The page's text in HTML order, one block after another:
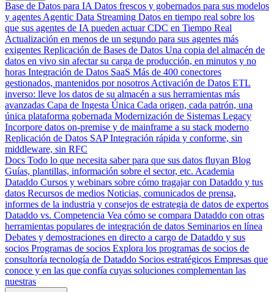
Base de Datos para IA Datos frescos y gobernados para sus modelos
y agentes Agentic Data Streaming Datos en tiempo real sobre los
que sus agentes de IA pueden actuar CDC en Tiempo Real
Actualización en menos de un segundo para sus agentes más
exigentes Replicación de Bases de Datos Una copia del almacén de
datos en vivo sin afectar su carga de producción, en minutos y no
horas Integración de Datos SaaS Más de 400 conectores
gestionados, mantenidos por nosotros Activación de Datos ETL
inverso: lleve los datos de su almacén a sus herramientas más
avanzadas Capa de Ingesta Única Cada origen, cada patrón, una
única plataforma gobernada Modernización de Sistemas Legacy
Incorpore datos on-premise y de mainframe a su stack moderno
Replicación de Datos SAP Integración rápida y conforme, sin
middleware, sin RFC
Docs Todo lo que necesita saber para que sus datos fluyan Blog
Guías, plantillas, información sobre el sector, etc. Academia
Dataddo Cursos y webinars sobre cómo tragajar con Dataddo y tus
datos Recursos de medios Noticias, comunicados de prensa,
informes de la industria y consejos de estrategia de datos de expertos
Dataddo vs. Competencia Vea cómo se compara Dataddo con otras
herramientas populares de integración de datos Seminarios en línea
Debates y demostraciones en directo a cargo de Dataddo y sus
socios Programas de socios Explora los programas de socios de
consultoría tecnología de Dataddo Socios estratégicos Empresas que
conoce y en las que confía cuyas soluciones complementan las
nuestras